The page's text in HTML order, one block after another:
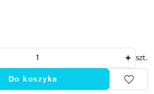
szt.
Do koszyka